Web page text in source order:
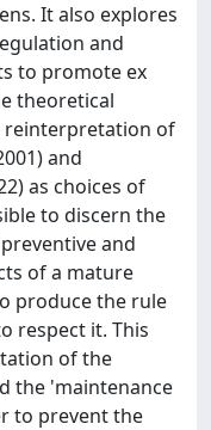
It also explores
and
to promote ex
theoretical
reinterpretation of
and
as choices of
to discern the
and
of a mature
produce the rule
respect it. This
of the
the 'maintenance
to prevent the